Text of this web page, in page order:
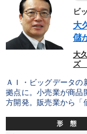
ビ
大
儲
大
ズ
ＡＩ・ビッグデータ
拠点に。小売業が商品
方開発。販売業から「
形 態